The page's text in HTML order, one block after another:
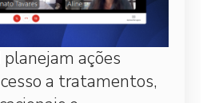
ações
a tratamentos,